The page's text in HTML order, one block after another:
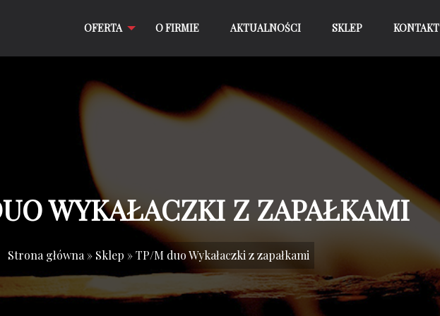
OFERTA O FIRMIE AKTUALNOŚCI SKLEP KONTAKT
WYKAŁACZKI Z ZAPAŁKAMI
Strona główna » Sklep »TP/M duo Wykałaczki z zapałkami